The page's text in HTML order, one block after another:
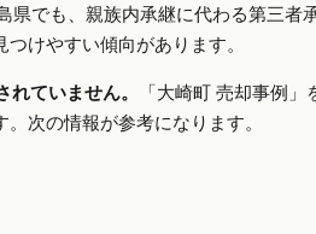
でも、親族内承継に代わる第三者
けやすい傾向があります。
ていません。
「大崎町 売却事例
次の情報が参考になります。